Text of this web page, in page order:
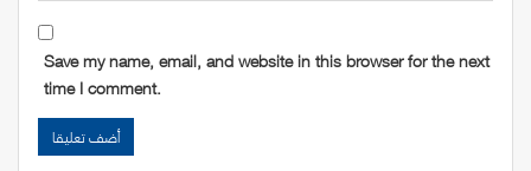
Save my name, email, and website in this browser for the next
time I comment.